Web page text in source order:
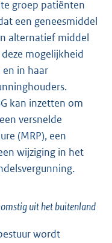
groep patiënten
een geneesmiddel
alternatief middel
mogelijkheid
in haar
kan inzetten om
versnelde
(MRP), een
wijziging in het
uit het buitenland
wordt